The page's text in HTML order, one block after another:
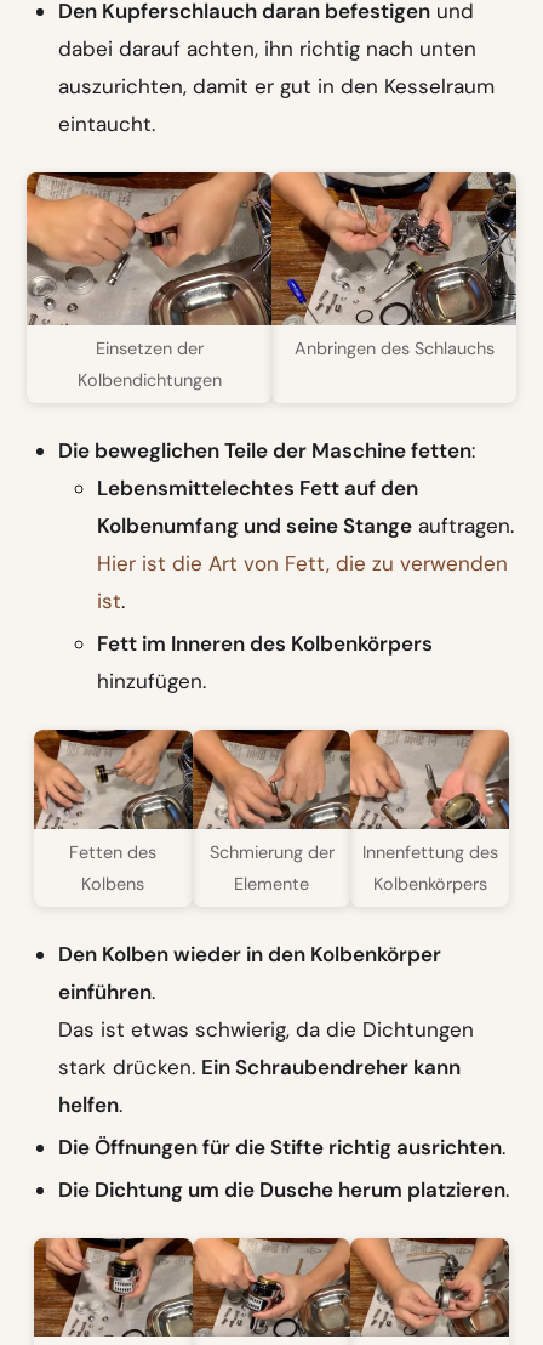
Den Kupferschlauch daran befestigen und
dabei darauf achten, ihn richtig nach unten
auszurichten, damit er gut in den Kesselraum
eintaucht.
Einsetzen der
Kolbendichtungen
Anbringen des Schlauchs
Die beweglichen Teile der Maschine fetten:
Lebensmittelechtes Fett auf den
Kolbenumfang und seine Stange auftragen.
Hier ist die Art von Fett, die zu verwenden
ist.
Fett im Inneren des Kolbenkörpers
hinzufügen.
Fetten des
Kolbens
Schmierung der
Elemente
Innenfettung des
Kolbenkörpers
Den Kolben wieder in den Kolbenkörper
einführen.
Das ist etwas schwierig, da die Dichtungen
stark drücken. Ein Schraubendreher kann
helfen.
Die Öffnungen für die Stifte richtig ausrichten.
Die Dichtung um die Dusche herum platzieren.